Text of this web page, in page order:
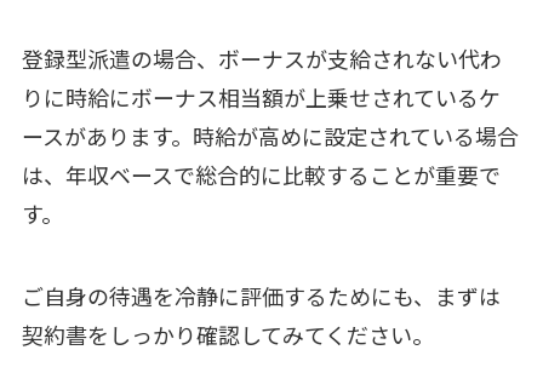
登録型派遣の場合、ボーナスが支給されない代わ
りに時給にボーナス相当額が上乗せされているケ
ースがあります。時給が高めに設定されている場合
は、年収ベースで総合的に比較することが重要で
す。
ご自身の待遇を冷静に評価するためにも、まずは
契約書をしっかり確認してみてください。